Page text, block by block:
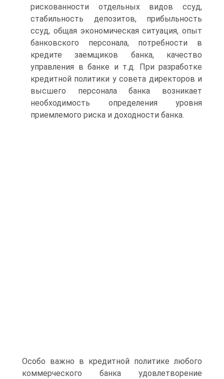
рискованности отдельных видов ссуд,
стабильность депозитов, прибыльность
ссуд, общая экономическая ситуация, опыт
банковского персонала, потребности в
кредите заемщиков банка, качество
управления в банке и т.д. При разработке
кредитной политики у совета директоров и
высшего персонала банка возникает
необходимость определения уровня
приемлемого риска и доходности банка.
Особо важно в кредитной политике любого
коммерческого банка удовлетворение